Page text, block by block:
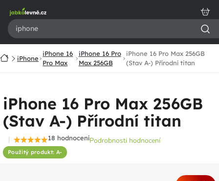
obsah
DomůiPhone
iPhone 16
Pro Max
iPhone 16 Pro
Max 256GB
iPhone 16 Pro Max 256GB
(Stav A-) Přírodní titan
iPhone 16 Pro Max 256GB
(Stav A-) Přírodní titan
Použitý produkt: A-
Průměrné
hodnocení
18 hodnoceníPodrobnosti hodnocení